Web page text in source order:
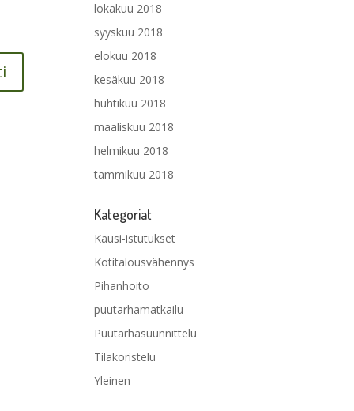
lokakuu 2018
syyskuu 2018
elokuu 2018
kesäkuu 2018
huhtikuu 2018
maaliskuu 2018
helmikuu 2018
tammikuu 2018
Kategoriat
Kausi-istutukset
Kotitalousvähennys
Pihanhoito
puutarhamatkailu
Puutarhasuunnittelu
Tilakoristelu
Yleinen